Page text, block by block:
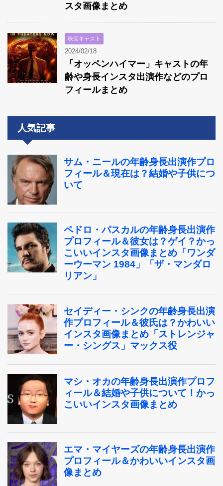
スタ画像まとめ
映画キャスト
2024/02/18
「オッペンハイマー」キャストの年
齢や身長インスタ出演作などのプロ
フィールまとめ
人気記事